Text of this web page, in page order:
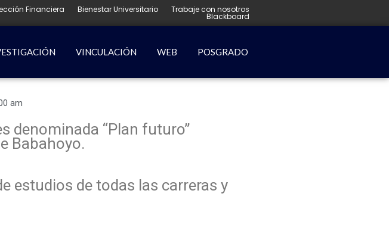
Financiera Bienestar Universitario Trabaje con nosotros
Blackboard
VINCULACIÓN WEB POSGRADO
am
denominada “Plan futuro”
Babahoyo.
estudios de todas las carreras y